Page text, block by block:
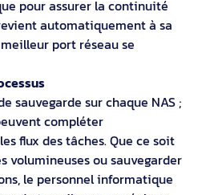
pour assurer la continuité
automatiquement à sa
port réseau se
sauvegarde sur chaque NAS ;
compléter
flux des tâches. Que ce soit
volumineuses ou sauvegarder
le personnel informatique